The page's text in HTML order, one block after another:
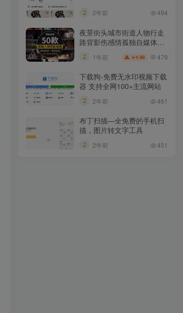
2年前 494
夜景街头城市街道人物行走
路背影伤感情孤独自媒体抖
1年前 ￥4.99 479
下载狗-免费无水印视频下载
器 支持全网100+主流网站​
2年前 461
布丁扫描—全免费的手机扫
描，图片转文字工具
2年前 451